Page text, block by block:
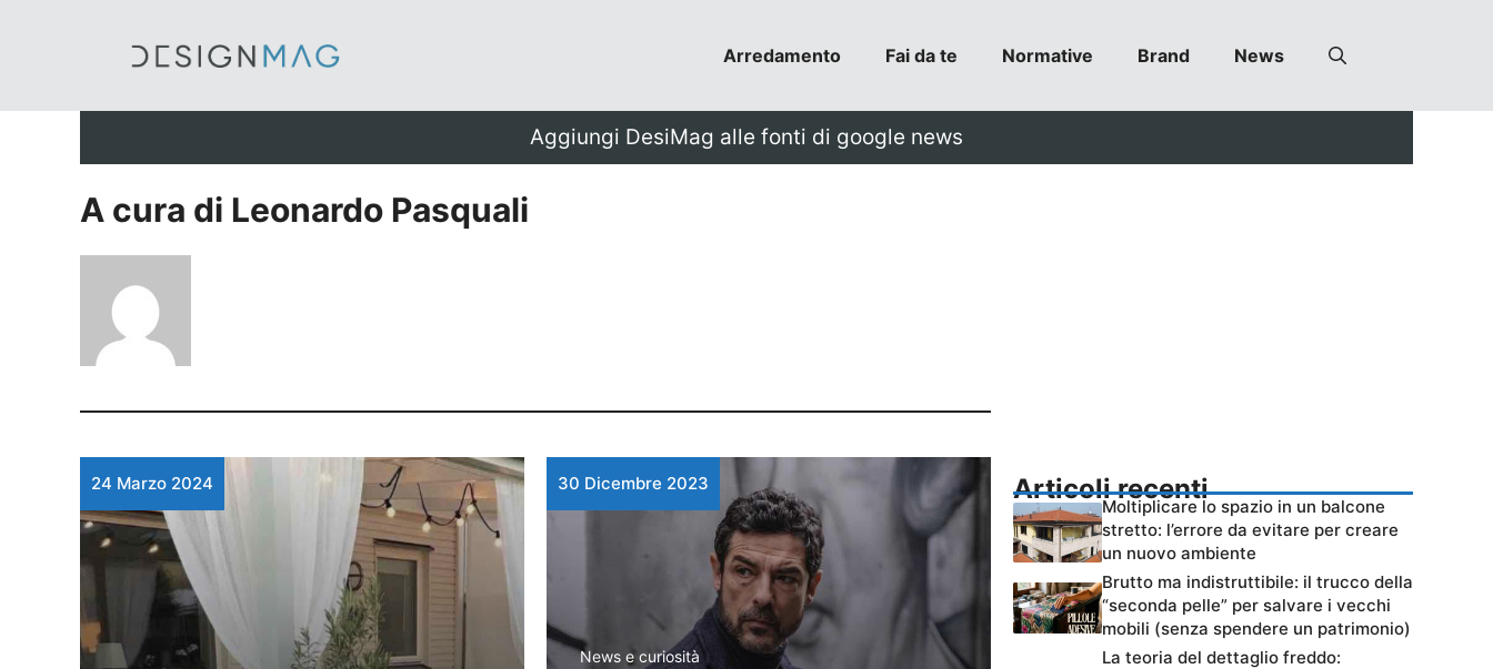
Arredamento Fai da te Normative Brand News
Aggiungi DesiMag alle fonti di google news
A cura di Leonardo Pasquali
24 Marzo 2024 30 Dicembre 2023
News e curiosità
Articoli recenti
Moltiplicare lo spazio in un balcone
stretto: l’errore da evitare per creare
un nuovo ambiente
Brutto ma indistruttibile: il trucco della
“seconda pelle” per salvare i vecchi
mobili (senza spendere un patrimonio)
La teoria del dettaglio freddo: